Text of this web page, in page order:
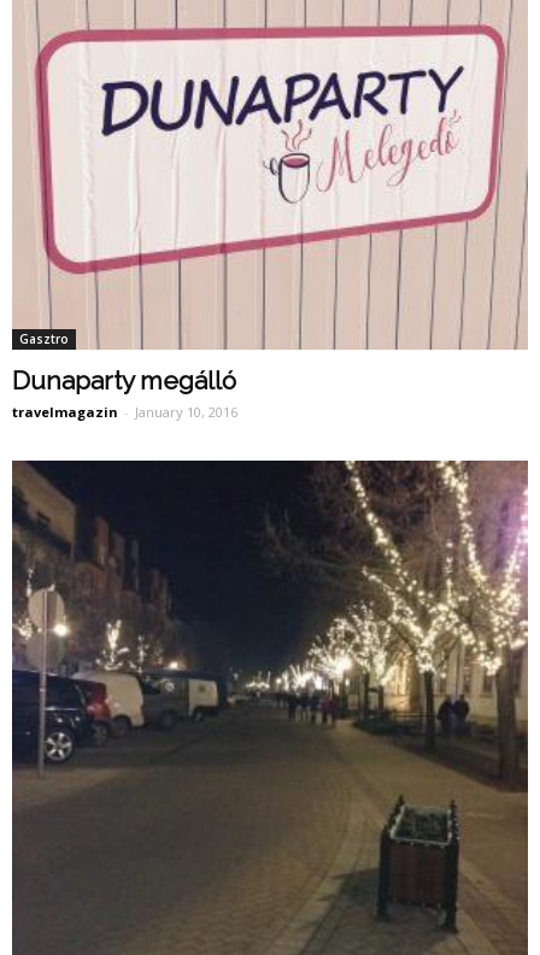
Gasztro
Dunaparty megálló
travelmagazin - January 10, 2016